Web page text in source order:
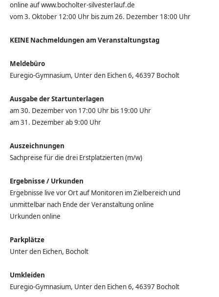
online auf www.bocholter-silvesterlauf.de
vom 3. Oktober 12:00 Uhr bis zum 26. Dezember 18:00 Uhr
KEINE Nachmeldungen am Veranstaltungstag
Meldebüro
Euregio-Gymnasium, Unter den Eichen 6, 46397 Bocholt
Ausgabe der Startunterlagen
am 30. Dezember von 17:00 Uhr bis 19:00 Uhr
am 31. Dezember ab 9:00 Uhr
Auszeichnungen
Sachpreise für die drei Erstplatzierten (m/w)
Ergebnisse / Urkunden
Ergebnisse live vor Ort auf Monitoren im Zielbereich und
unmittelbar nach Ende der Veranstaltung online
Urkunden online
Parkplätze
Unter den Eichen, Bocholt
Umkleiden
Euregio-Gymnasium, Unter den Eichen 6, 46397 Bocholt